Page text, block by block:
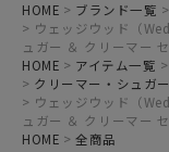
HOME ブランド一覧
ウェッジウッド（
ュガー ＆ クリーマー
HOME
アイテム一覧
クリーマー・シュガー
ウェッジウッド（
ュガー ＆ クリーマー
HOME
全商品